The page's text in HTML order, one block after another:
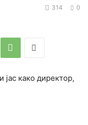
0
314
како директор,